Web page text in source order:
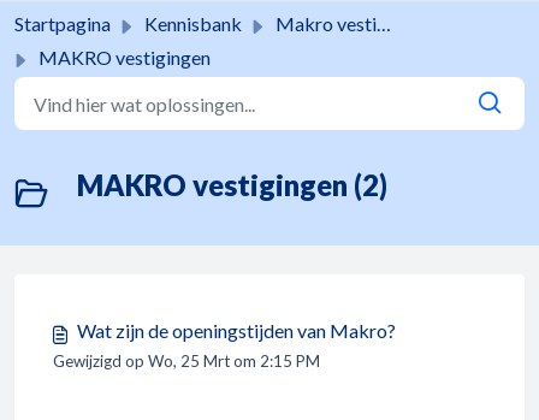
Startpagina Kennisbank
Makro vestigingen
MAKRO vestigingen
MAKRO vestigingen (2)
Wat zijn de openingstijden van Makro?
Gewijzigd op Wo, 25 Mrt om 2:15 PM